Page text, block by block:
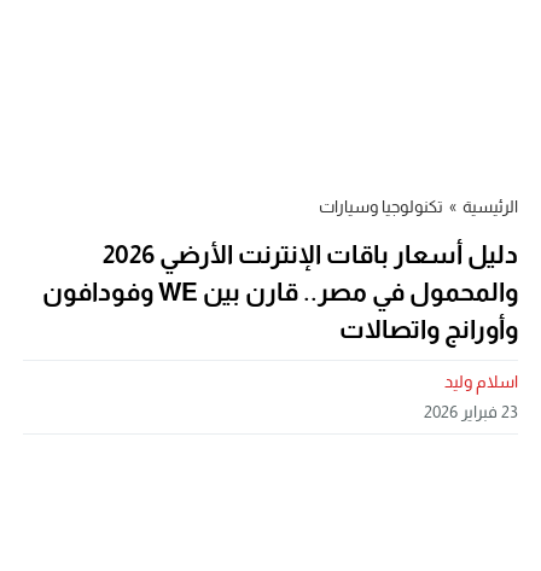
الرئيسية » تكنولوجيا وسيارات
دليل أسعار باقات الإنترنت الأرضي 2026
والمحمول في مصر.. قارن بين WE وفودافون
وأورانج واتصالات
اسلام وليد
23 فبراير 2026